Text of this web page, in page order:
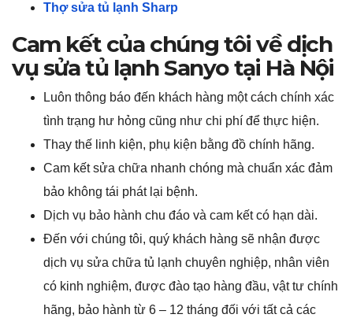
Thợ sửa tủ lạnh Sharp
Cam kết của chúng tôi về dịch
vụ sửa tủ lạnh Sanyo tại Hà Nội
Luôn thông báo đến khách hàng một cách chính xác
tình trạng hư hỏng cũng như chi phí để thực hiện.
Thay thế linh kiện, phụ kiện bằng đồ chính hãng.
Cam kết sửa chữa nhanh chóng mà chuẩn xác đảm
bảo không tái phát lại bệnh.
Dịch vụ bảo hành chu đáo và cam kết có hạn dài.
Đến với chúng tôi, quý khách hàng sẽ nhận được
dịch vụ sửa chữa tủ lạnh chuyên nghiệp, nhân viên
có kinh nghiệm, được đào tạo hàng đầu, vật tư chính
hãng, bảo hành từ 6 – 12 tháng đối với tất cả các